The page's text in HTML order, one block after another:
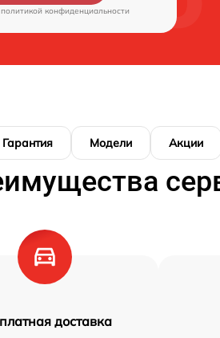
политикой конфиденциальности
Гарантия Модели Акции
доставка